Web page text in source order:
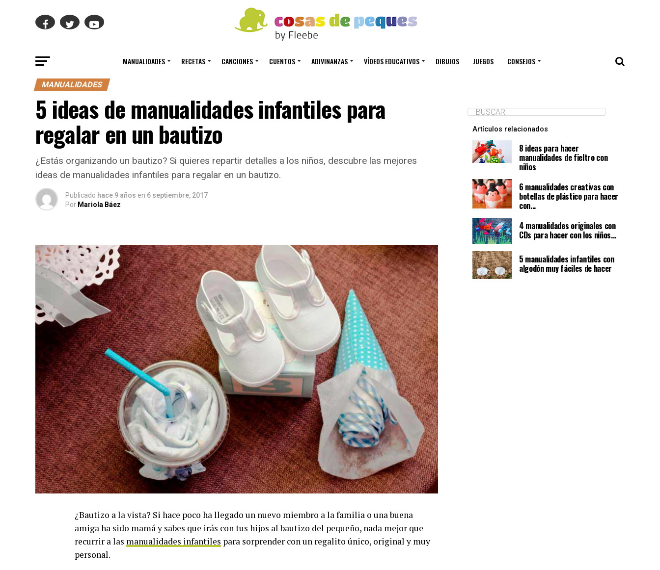
MANUALIDADES RECETAS CANCIONES CUENTOS ADIVINANZAS VÍDEOS EDUCATIVOS DIBUJOS JUEGOS CONSEJOS
MANUALIDADES
5 ideas de manualidades infantiles para
regalar en un bautizo
¿Estás organizando un bautizo? Si quieres repartir detalles a los niños, descubre las mejores
ideas de manualidades infantiles para regalar en un bautizo.
Publicado hace 9 años en 6 septiembre, 2017
Por Mariola Báez
¿Bautizo a la vista? Si hace poco ha llegado un nuevo miembro a la familia o una buena
amiga ha sido mamá y sabes que irás con tus hijos al bautizo del pequeño, nada mejor que
recurrir a las manualidades infantiles para sorprender con un regalito único, original y muy
personal.
Artículos relacionados
8 ideas para hacer
manualidades de fieltro con
niños
6 manualidades creativas con
botellas de plástico para hacer
con...
4 manualidades originales con
CDs para hacer con los niños...
5 manualidades infantiles con
algodón muy fáciles de hacer